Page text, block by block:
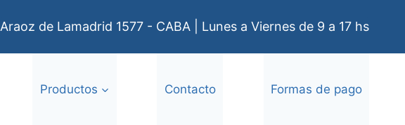
Araoz de Lamadrid 1577 - CABA | Lunes a Viernes de 9 a 17 hs
Productos Contacto Formas de pago